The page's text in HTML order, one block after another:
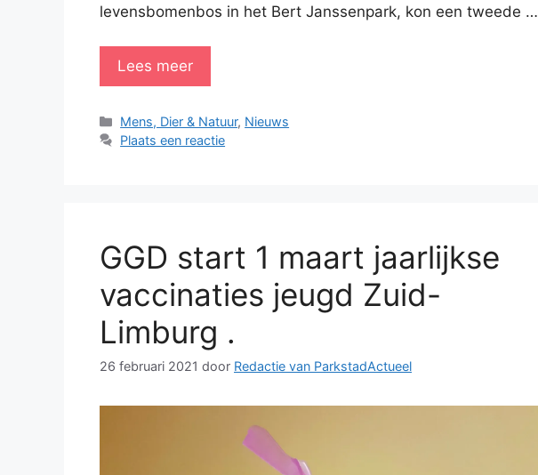
levensbomenbos in het Bert Janssenpark, kon een tweede …
Lees meer
Categorieën
Mens, Dier & Natuur, Nieuws
Plaats een reactie
GGD start 1 maart jaarlijkse
vaccinaties jeugd Zuid-
Limburg .
26 februari 2021 door Redactie van ParkstadActueel